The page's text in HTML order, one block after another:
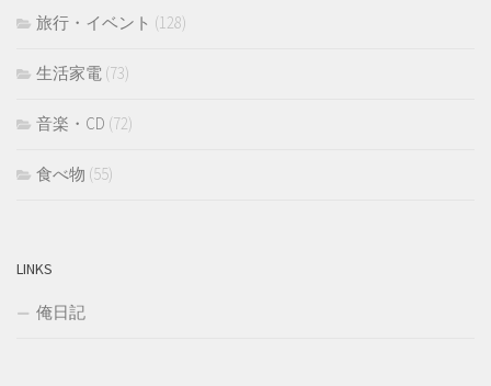
旅行・イベント (128)
生活家電 (73)
音楽・CD (72)
食べ物 (55)
LINKS
俺日記